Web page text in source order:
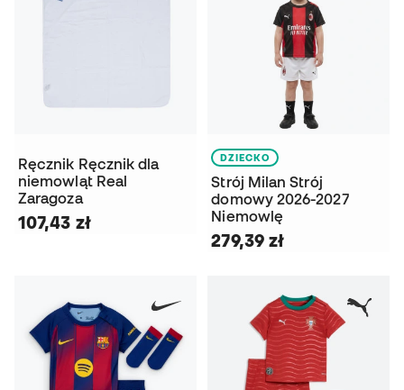
Ręcznik Ręcznik dla
niemowląt Real
Zaragoza
107,43 zł
DZIECKO
Strój Milan Strój
domowy 2026-2027
Niemowlę
279,39 zł